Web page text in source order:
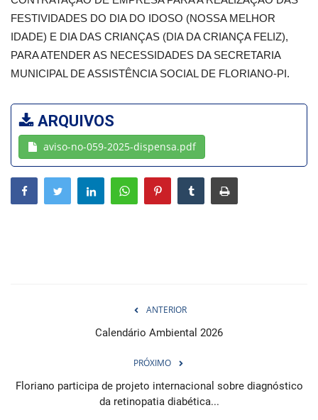
Secretarias e Órgãos
Mural de Licitações
Vídeos
Webmail
Contato
FESTIVIDADES DO DIA DO IDOSO (NOSSA MELHOR
IDADE) E DIA DAS CRIANÇAS (DIA DA CRIANÇA FELIZ),
PARA ATENDER AS NECESSIDADES DA SECRETARIA
MUNICIPAL DE ASSISTÊNCIA SOCIAL DE FLORIANO-PI.
ARQUIVOS
aviso-no-059-2025-dispensa.pdf
ANTERIOR
Calendário Ambiental 2026
PRÓXIMO
Floriano participa de projeto internacional sobre diagnóstico
da retinopatia diabética...